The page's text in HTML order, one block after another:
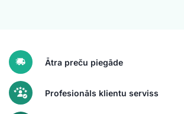
Ātra preču piegāde
Profesionāls klientu serviss